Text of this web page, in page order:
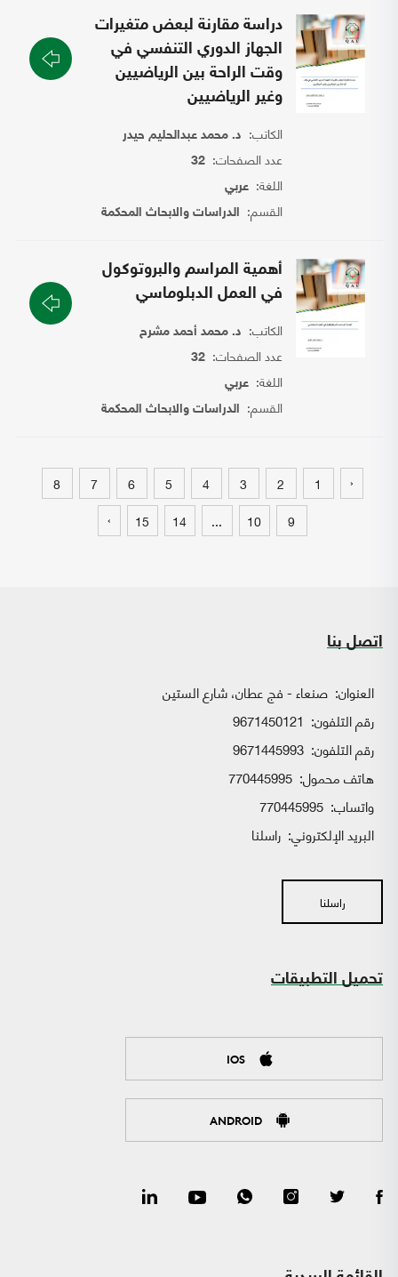
دراسة مقارنة لبعض متغيرات
الجهاز الدوري التنفسي في
وقت الراحة بين الرياضيين
وغير الرياضيين
الكاتب: د. محمد عبدالحليم حيدر
عدد الصفحات:32
اللغة:عربي
القسم: الدراسات والابحاث المحكمة
أهمية المراسم والبروتوكول
في العمل الدبلوماسي
الكاتب: د. محمد أحمد مشرح
عدد الصفحات:32
اللغة:عربي
القسم: الدراسات والابحاث المحكمة
‹
1
2
3
4
5
6
7
8
9
10
...
14
15
›
اتصل بنا
العنوان: صنعاء - فج عطان، شارع الستين
رقم التلفون: 9671450121
رقم التلفون: 9671445993
هاتف محمول: 770445995
واتساب:
البريد الإلكتروني: راسلنا
راسلنا
تحميل التطبيقات
IOS
ANDROID